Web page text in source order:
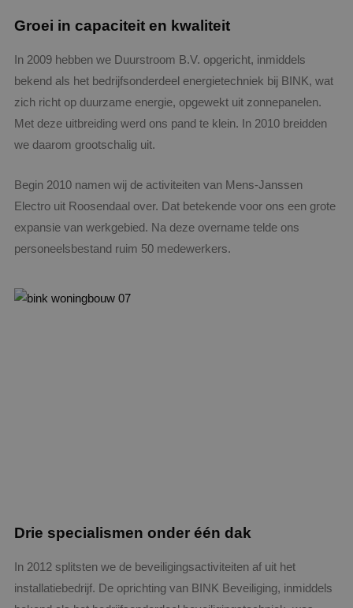
Groei in capaciteit en kwaliteit
In 2009 hebben we Duurstroom B.V. opgericht, inmiddels
bekend als het bedrijfsonderdeel energietechniek bij BINK, wat
zich richt op duurzame energie, opgewekt uit zonnepanelen.
Met deze uitbreiding werd ons pand te klein. In 2010 breidden
we daarom grootschalig uit.
Begin 2010 namen wij de activiteiten van Mens-Janssen
Electro uit Roosendaal over. Dat betekende voor ons een grote
expansie van werkgebied. Na deze overname telde ons
personeelsbestand ruim 50 medewerkers.
Drie specialismen onder één dak
In 2012 splitsten we de beveiligingsactiviteiten af uit het
installatiebedrijf. De oprichting van BINK Beveiliging, inmiddels